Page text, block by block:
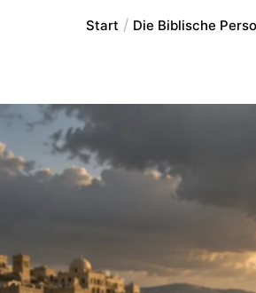
Start Die Biblische